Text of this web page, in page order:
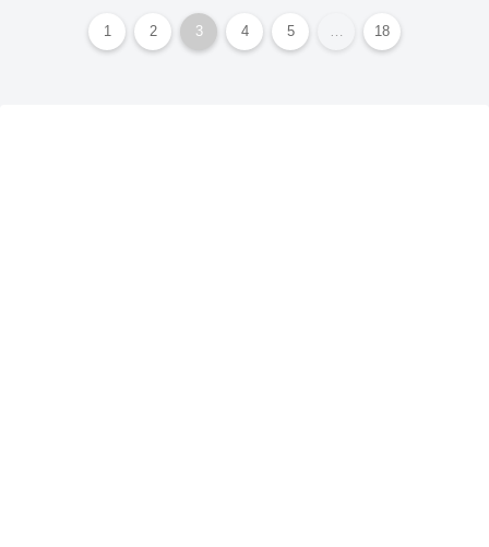
1 2 3 4 5 … 18